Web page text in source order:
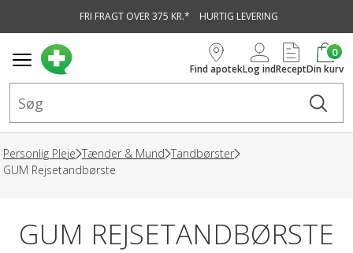
FRI FRAGT OVER 375 KR.* HURTIG LEVERING
Find apotekLog indRecept
0
Din kurv
Personlig Pleje Tænder & Mund Tandbørster
GUM Rejsetandbørste
GUM REJSETANDBØRSTE